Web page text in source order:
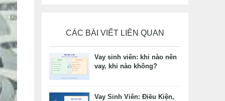
CÁC BÀI VIẾT LIÊN QUAN
Vay sinh viên: khi nào nên
vay, khi nào không?
Vay Sinh Viên: Điều Kiện,